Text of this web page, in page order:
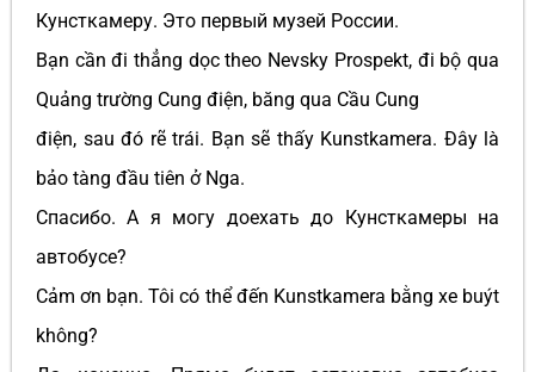
Кунсткамеру. Это первый музей России.
Bạn cần đi thẳng dọc theo Nevsky Prospekt, đi bộ qua
Quảng trường Cung điện, băng qua Cầu Cung
điện, sau đó rẽ trái. Bạn sẽ thấy Kunstkamera. Đây là
bảo tàng đầu tiên ở Nga.
Спасибо. А я могу доехать до Кунсткамеры на
автобусе?
Cảm ơn bạn. Tôi có thể đến Kunstkamera bằng xe buýt
không?